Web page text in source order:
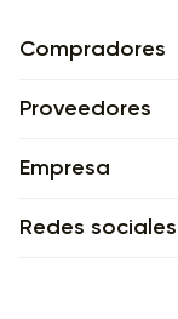
Compradores
Proveedores
Empresa
Redes sociales